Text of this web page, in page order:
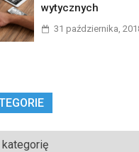
wytycznych
31 października,